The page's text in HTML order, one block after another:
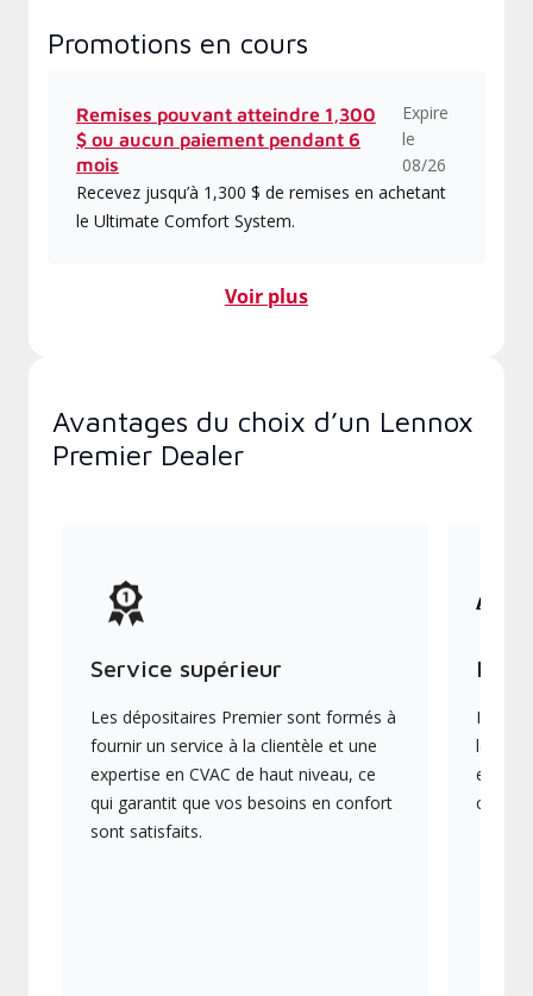
Promotions en cours
Remises pouvant atteindre 1,300
$ ou aucun paiement pendant 6
mois
Expire
le
08/26
Recevez jusqu’à 1,300 $ de remises en achetant
le Ultimate Comfort System.
Voir plus
Avantages du choix d’un Lennox
Premier Dealer
Service supérieur
Les dépositaires Premier sont formés à
fournir un service à la clientèle et une
expertise en CVAC de haut niveau, ce
qui garantit que vos besoins en confort
sont satisfaits.
Ils
les
en